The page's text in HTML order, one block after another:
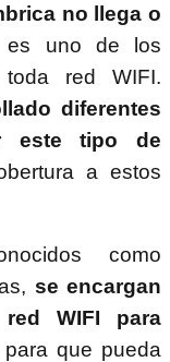
no llega o
uno de los
red WIFI.
diferentes
este tipo de
a estos
como
se encargan
WIFI para
para que pueda